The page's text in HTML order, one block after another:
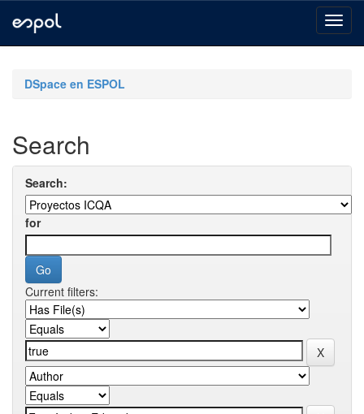
navigationDSpace en ESPOL
Search
Search:
for
Current filters: